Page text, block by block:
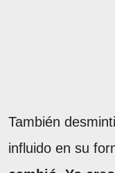
También
influido en su